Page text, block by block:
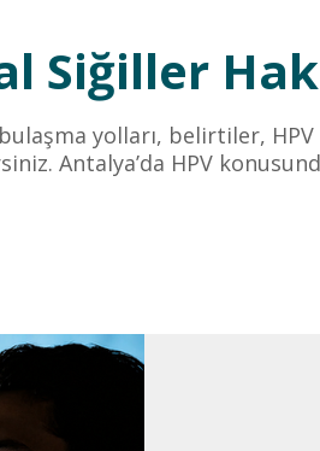
Siğiller
yolları, belirtiler, HPV
Antalya’da HPV